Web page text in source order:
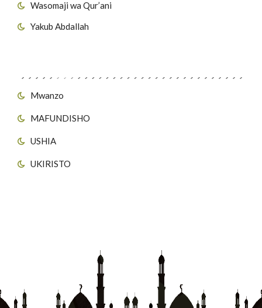
Wasomaji wa Qur’ani
Yakub Abdallah
Mwanzo
MAFUNDISHO
USHIA
UKIRISTO